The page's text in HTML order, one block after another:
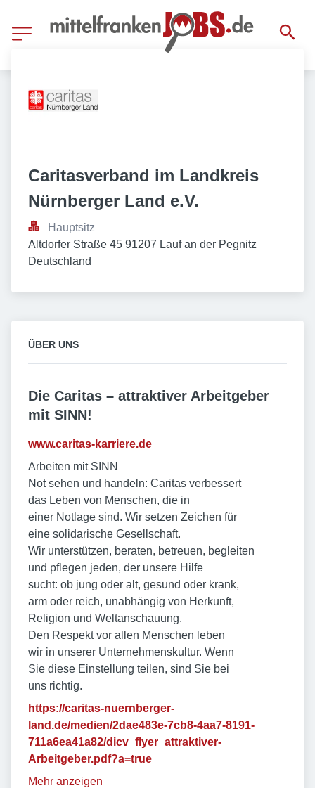
Caritasverband im Landkreis
Nürnberger Land e.V.
Hauptsitz
Altdorfer Straße 45 91207 Lauf an der Pegnitz
Deutschland
ÜBER UNS
Die Caritas – attraktiver Arbeitgeber
mit SINN!
www.caritas-karriere.de
Arbeiten mit SINN
Not sehen und handeln: Caritas verbessert
das Leben von Menschen, die in
einer Notlage sind. Wir setzen Zeichen für
eine solidarische Gesellschaft.
Wir unterstützen, beraten, betreuen, begleiten
und pflegen jeden, der unsere Hilfe
sucht: ob jung oder alt, gesund oder krank,
arm oder reich, unabhängig von Herkunft,
Religion und Weltanschauung.
Den Respekt vor allen Menschen leben
wir in unserer Unternehmenskultur. Wenn
Sie diese Einstellung teilen, sind Sie bei
uns richtig.
https://caritas-nuernberger-
land.de/medien/2dae483e-7cb8-4aa7-8191-
711a6ea41a82/dicv_flyer_attraktiver-
Arbeitgeber.pdf?a=true
Mehr anzeigen